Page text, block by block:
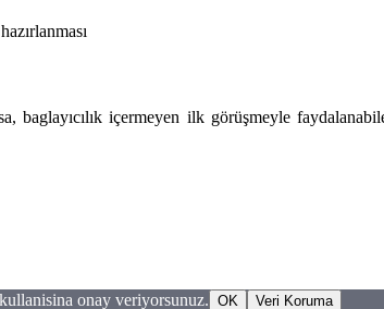
içermeyen ilk görüşmeyle
onay veriyorsunuz. OK Veri Koruma